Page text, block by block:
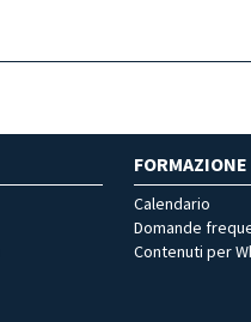
FORMAZIONE
Calendario
Domande
Contenuti per